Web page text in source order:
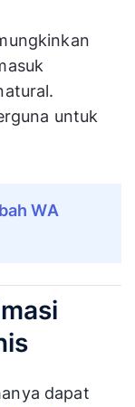
untuk
WA
dapat